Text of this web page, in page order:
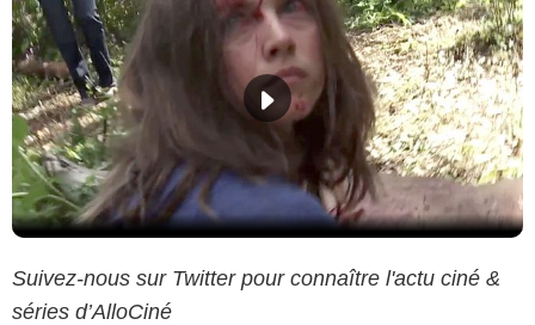
Suivez-nous sur Twitter pour connaître l'actu ciné &
séries d’AlloCiné